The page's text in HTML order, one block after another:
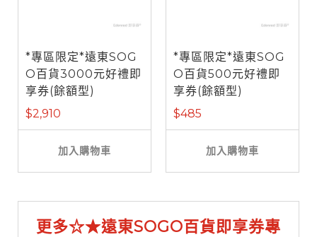
*專區限定*遠東SOG
O百貨3000元好禮即
享券(餘額型)
$2,910
加入購物車
*專區限定*遠東SOG
O百貨500元好禮即
享券(餘額型)
$485
加入購物車
更多☆★遠東SOGO百貨即享券專